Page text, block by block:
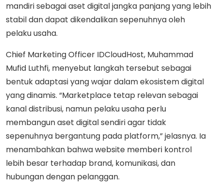
mandiri sebagai aset digital jangka panjang yang lebih
stabil dan dapat dikendalikan sepenuhnya oleh
pelaku usaha.
Chief Marketing Officer IDCloudHost, Muhammad
Mufid Luthfi, menyebut langkah tersebut sebagai
bentuk adaptasi yang wajar dalam ekosistem digital
yang dinamis. “Marketplace tetap relevan sebagai
kanal distribusi, namun pelaku usaha perlu
membangun aset digital sendiri agar tidak
sepenuhnya bergantung pada platform,” jelasnya. Ia
menambahkan bahwa website memberi kontrol
lebih besar terhadap brand, komunikasi, dan
hubungan dengan pelanggan.